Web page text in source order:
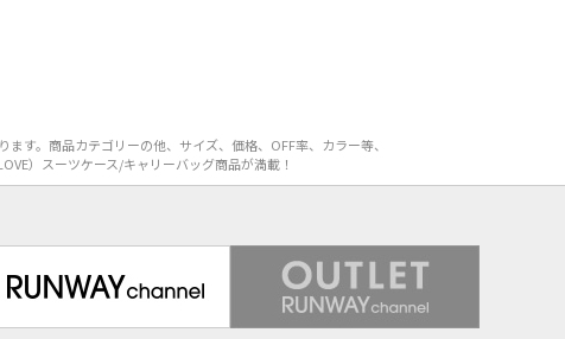
す。商品カテゴリーの他、サイズ、価格、OFF率、カラー等、
）スーツケース/キャリーバッグ商品が満載！